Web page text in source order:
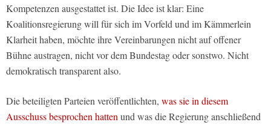
Kompetenzen ausgestattet ist. Die Idee ist klar: Eine
Koalitionsregierung will für sich im Vorfeld und im Kämmerlein
Klarheit haben, möchte ihre Vereinbarungen nicht auf offener
Bühne austragen, nicht vor dem Bundestag oder sonstwo. Nicht
demokratisch transparent also.
Die beteiligten Parteien veröffentlichten, was sie in diesem
Ausschuss besprochen hatten und was die Regierung anschließend